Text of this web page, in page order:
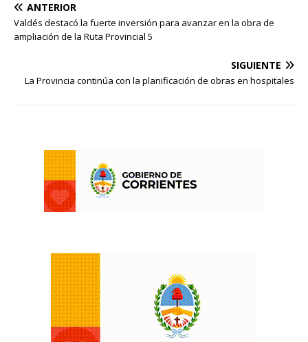
ANTERIOR
Valdés destacó la fuerte inversión para avanzar en la obra de
ampliación de la Ruta Provincial 5
SIGUIENTE
La Provincia continúa con la planificación de obras en hospitales